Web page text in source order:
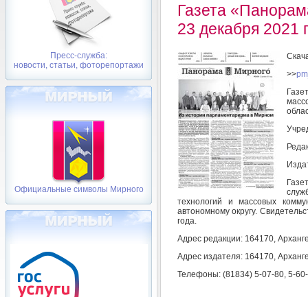
Пресс-служба:
новости, статьи, фоторепортажи
Официальные символы Мирного
Газета
23 декабря 2021
>>
технологий и массовых
автономному округу.
года.
Адрес редакции: 164170,
Адрес издателя: 164170,
Телефоны: (81834) 5-07-80, 5-